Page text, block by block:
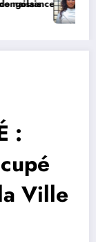
Mirindi,
Muderhwa
:
Ville